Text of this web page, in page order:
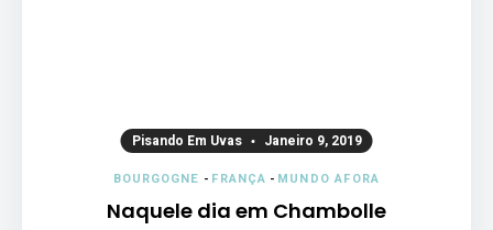
Pisando Em Uvas Janeiro 9, 2019
BOURGOGNE - FRANÇA - MUNDO AFORA
Naquele dia em Chambolle